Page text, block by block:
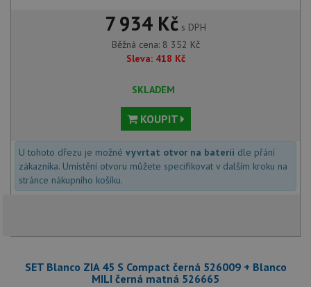
7 934 Kč s DPH
Běžná cena: 8 352 Kč
Sleva: 418 Kč
SKLADEM
KOUPIT
U tohoto dřezu je možné vyvrtat otvor na baterii dle přání
zákazníka. Umístění otvoru můžete specifikovat v dalším kroku na
stránce nákupního košíku.
SET Blanco ZIA 45 S Compact černá 526009 + Blanco
MILI černá matná 526665